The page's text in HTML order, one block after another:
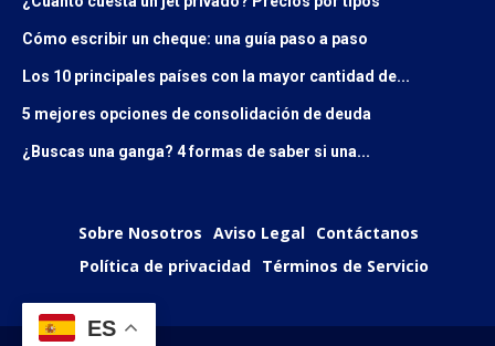
Cómo escribir un cheque: una guía paso a paso
Los 10 principales países con la mayor cantidad de...
5 mejores opciones de consolidación de deuda
¿Buscas una ganga? 4 formas de saber si una...
Sobre Nosotros Aviso Legal Contáctanos
Política de privacidad Términos de Servicio
ES